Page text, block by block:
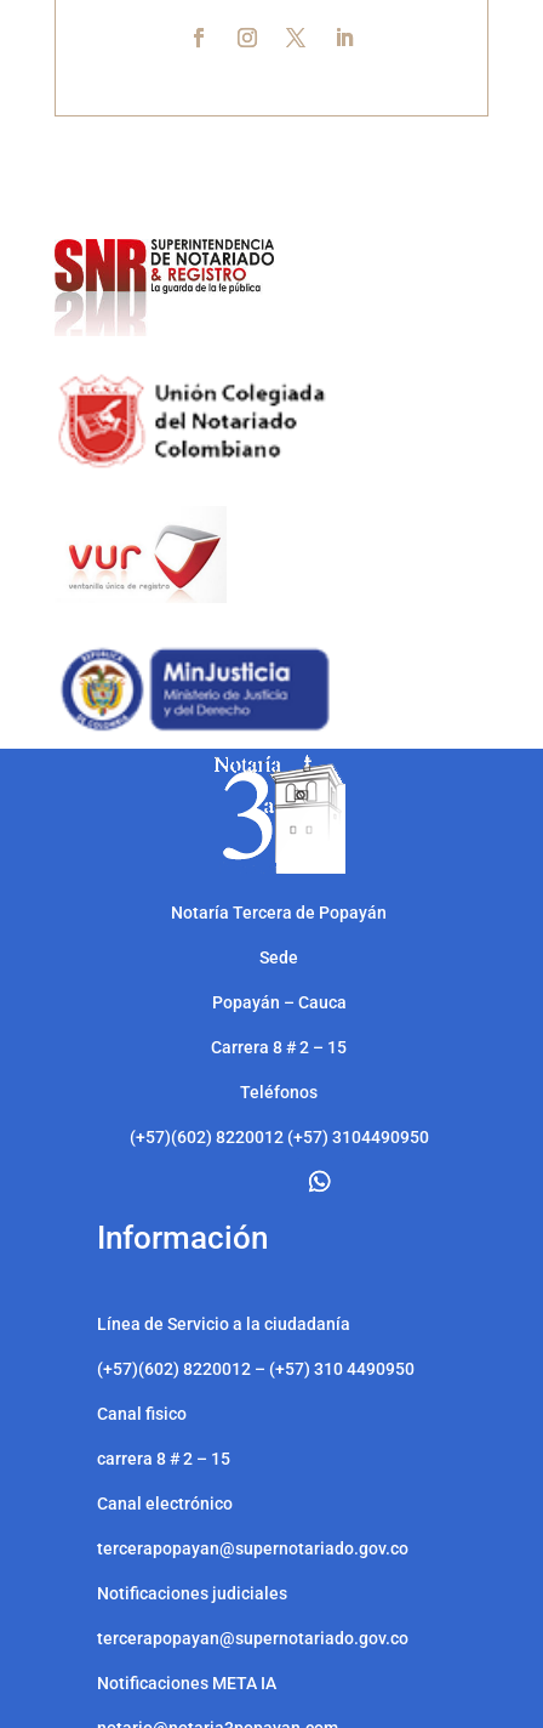
Notaría Tercera de Popayán
Sede
Popayán – Cauca
Carrera 8 # 2 – 15
Teléfonos
(+57)(602) 8220012 (+57) 3104490950
Información
Línea de Servicio a la ciudadanía
(+57)(602) 8220012 – (+57) 310 4490950
Canal fisico
carrera 8 # 2 – 15
Canal electrónico
tercerapopayan@supernotariado.gov.co
Notificaciones judiciales
tercerapopayan@supernotariado.gov.co
Notificaciones META IA